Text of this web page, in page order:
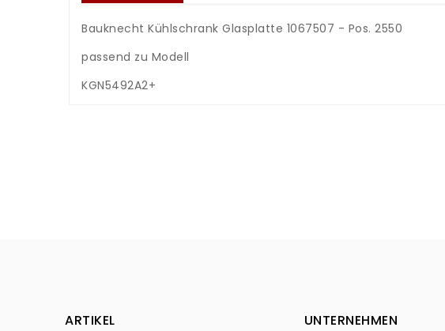
Bauknecht Kühlschrank Glasplatte 1067507 - Pos. 2550
passend zu Modell
KGN5492A2+
ARTIKEL UNTERNEHMEN